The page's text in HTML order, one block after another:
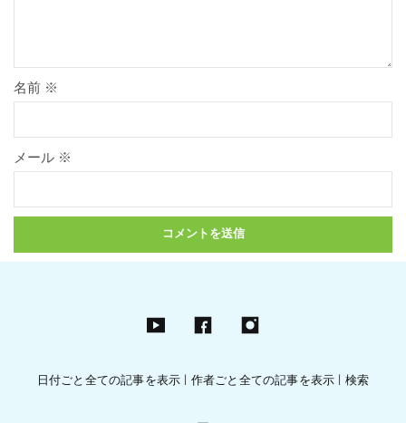
名前 ※
メール ※
日付ごと全ての記事を表示 作者ごと全ての記事を表示 検索